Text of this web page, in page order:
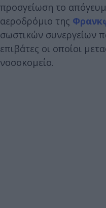
προσγείωση το
αεροδρόμιο της
σωστικών συνεργείων
επιβάτες οι οποίοι
νοσοκομείο.